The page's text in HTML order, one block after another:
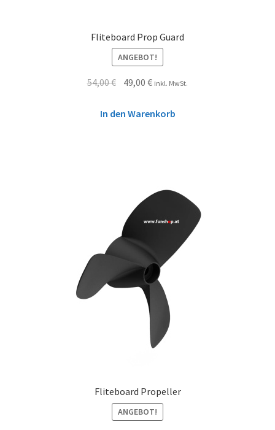
Fliteboard Prop Guard
ANGEBOT!
54,00€ 49,00€ inkl. MwSt.
In den Warenkorb
Fliteboard Propeller
ANGEBOT!